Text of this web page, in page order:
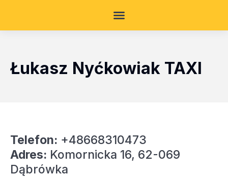
Łukasz Nyćkowiak TAXI
Telefon: +48668310473
Adres: Komornicka 16, 62-069
Dąbrówka